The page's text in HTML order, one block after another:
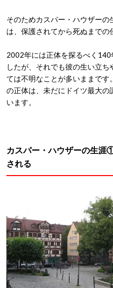
そのためカスパー・ハウザー
は、保護されてから死ぬまでの
2002年には正体を探るべく
したが、それでも彼の生い立
ては不明なことが多いままで
の正体は、未だにドイツ最大の
います。
カスパー・ハウザーの生
される